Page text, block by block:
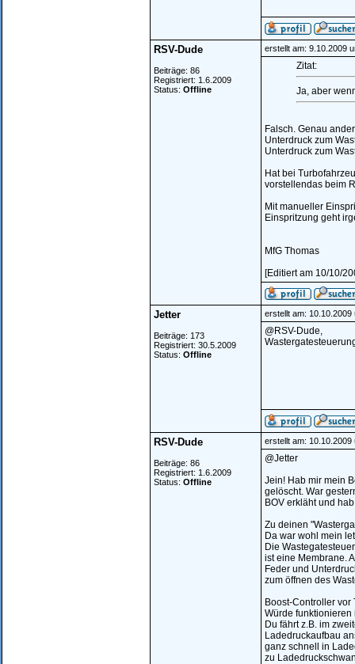
RSV-Dude
Beiträge: 86
Registriert: 1.6.2009
Status: Offline
erstellt am: 9.10.2009
Zitat:
Ja, aber
Falsch. Genau
Unterdruck zum
Unterdruck zum
Hat bei
vorstellendas beim
Mit manueller
Einspritzung geht
MfG Thomas
[Editiert am 10/10/
Jetter
Beiträge: 173
Registriert: 30.5.2009
Status: Offline
erstellt am: 10.10.2009
@RSV-Dude,
RSV-Dude
Beiträge: 86
Registriert: 1.6.2009
Status: Offline
erstellt am: 10.10.2009
@Jetter
Jein! Hab mir mein
gelöscht. War
BOV erkläht und
Zu deinen
Da war wohl mein
Die
ist eine Membrane.
Feder und
zum öffnen des
Boost-Controller vor
Würde funktionieren
Du fährt z.B. im
Ladedruckaufbau
ganz schnell in
zu